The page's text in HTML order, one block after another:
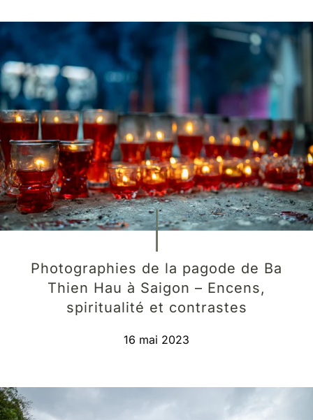
Photographies de la pagode de Ba
Thien Hau à Saigon – Encens,
spiritualité et contrastes
16 mai 2023